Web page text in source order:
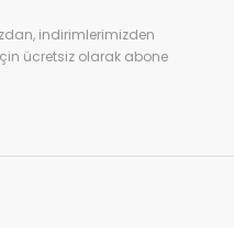
indirimlerimizden
ücretsiz olarak abone